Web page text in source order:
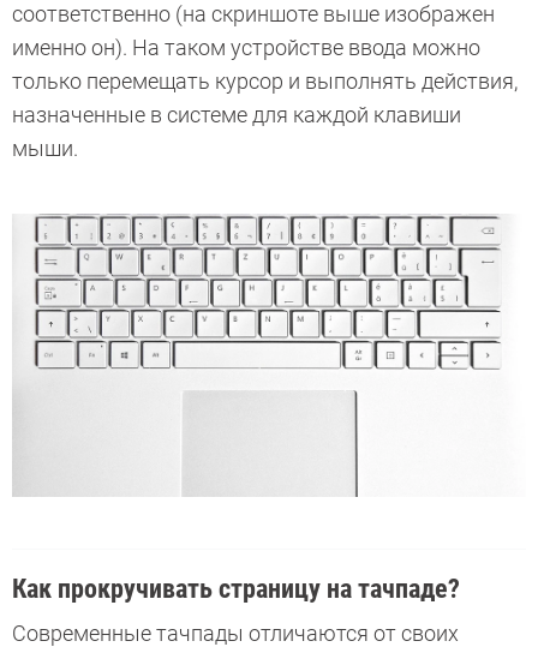
соответственно (на скриншоте выше изображен
именно он). На таком устройстве ввода можно
только перемещать курсор и выполнять действия,
назначенные в системе для каждой клавиши
мыши.
Как прокручивать страницу на тачпаде?
Современные тачпады отличаются от своих